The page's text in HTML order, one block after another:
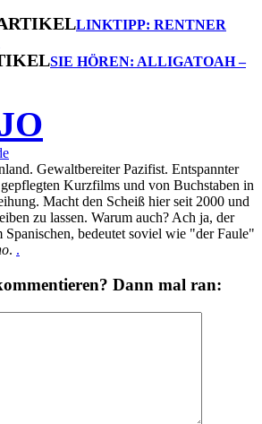
LINKTIPP: RENTNER
SIE HÖREN: ALLIGATOAH –
Gewaltbereiter Pazifist. Entspannter
Kurzfilms und von Buchstaben in
Macht den Scheiß hier seit 2000 und
zu lassen. Warum auch? Ach ja, der
Spanischen, bedeutet soviel wie "der Faule"
. .
Dann mal ran: